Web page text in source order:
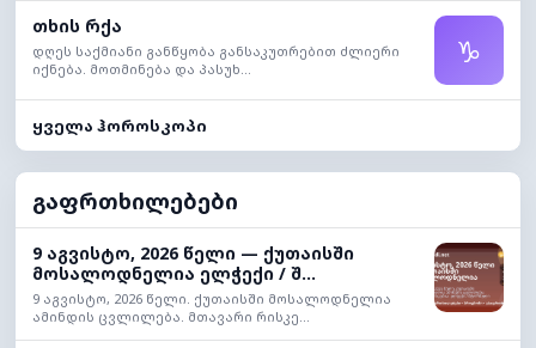
თხის რქა
დღეს საქმიანი განწყობა განსაკუთრებით ძლიერი
იქნება. მოთმინება და პასუხ...
♑
ყველა ჰოროსკოპი
გაფრთხილებები
9 აგვისტო, 2026 წელი — ქუთაისში
მოსალოდნელია ელჭექი / შ...
9 აგვისტო, 2026 წელი. ქუთაისში მოსალოდნელია
ამინდის ცვლილება. მთავარი რისკე...